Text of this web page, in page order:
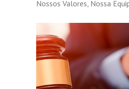
Nossos Valores, Nossa